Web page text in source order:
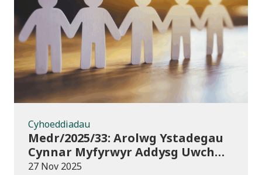
Cyhoeddiadau
Cyhoeddiadau
Medr/2025/33: Arolwg Ystadegau
Cynnar Myfyrwyr Addysg Uwch
2025/26
27 Nov 2025